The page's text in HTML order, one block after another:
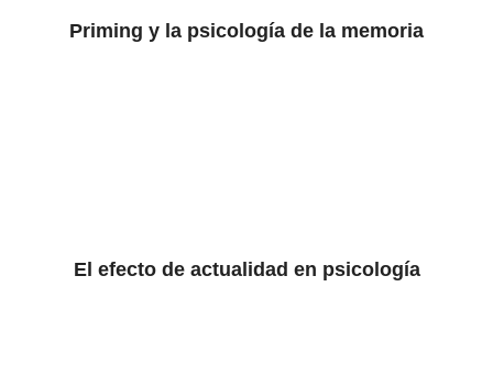
Priming y la psicología de la memoria
El efecto de actualidad en psicología